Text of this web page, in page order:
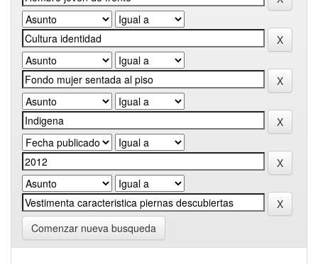
Comenzar nueva busqueda